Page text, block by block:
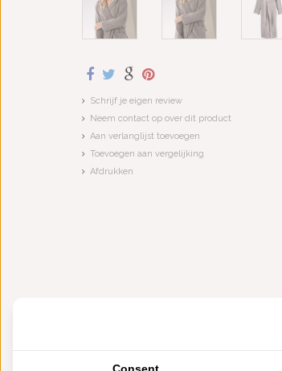
Schrijf je eigen review
Neem contact op over dit product
Aan verlanglijst toevoegen
Toevoegen aan vergelijking
Afdrukken